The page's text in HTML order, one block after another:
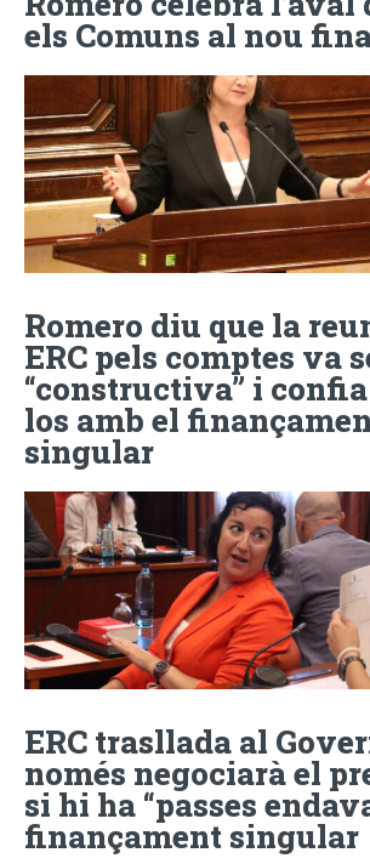
els Comuns al nou
Romero diu que la
ERC pels comptes va
“constructiva” i
los amb el
singular
ERC trasllada al
només negociarà el
si hi ha “passes
finançament singular